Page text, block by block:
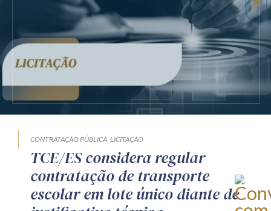
CONTRATAÇÃO PÚBLICA LICITAÇÃO
TCE/ES considera regular
contratação de transporte
escolar em lote único diante de